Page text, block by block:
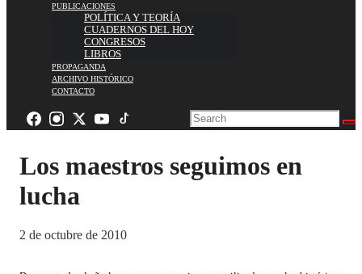
PUBLICACIONES
POLÍTICA Y TEORÍA
CUADERNOS DEL HOY
CONGRESOS
LIBROS
PROPAGANDA
ARCHIVO HISTÓRICO
CONTACTO
Los maestros seguimos en
lucha
2 de octubre de 2010